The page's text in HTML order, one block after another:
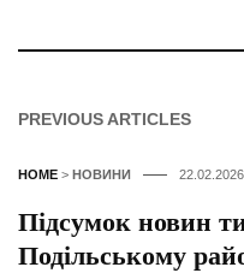
PREVIOUS ARTICLES
HOME > НОВИНИ 22.02.2026
Підсумок новин
Подільському